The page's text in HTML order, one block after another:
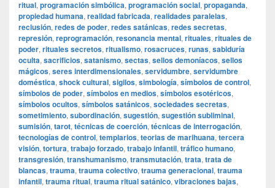
ritual, programación simbólica, programación social, propaganda,
propiedad humana, realidad fabricada, realidades paralelas,
reclusión, redes de poder, redes satánicas, redes secretas,
represión, reprogramación, resonancia mental, rituales, rituales de
poder, rituales secretos, ritualismo, rosacruces, runas, sabiduría
oculta, sacrificios, satanismo, sectas, sellos demoníacos, sellos
mágicos, seres interdimensionales, servidumbre, servidumbre
doméstica, shock cultural, sigilos, simbología, símbolos de control,
símbolos de poder, símbolos en medios, símbolos esotéricos,
símbolos ocultos, símbolos satánicos, sociedades secretas,
sometimiento, subordinación, sugestión, sugestión subliminal,
sumisión, tarot, técnicas de coerción, técnicas de interrogación,
tecnologías de control, templarios, teorias de marihuana, tercera
visión, tortura, trabajo forzado, trabajo infantil, tráfico humano,
transgresión, transhumanismo, transmutación, trata, trata de
blancas, trauma, trauma colectivo, trauma generacional, trauma
infantil, trauma ritual, trauma ritual satánico, vibraciones bajas,